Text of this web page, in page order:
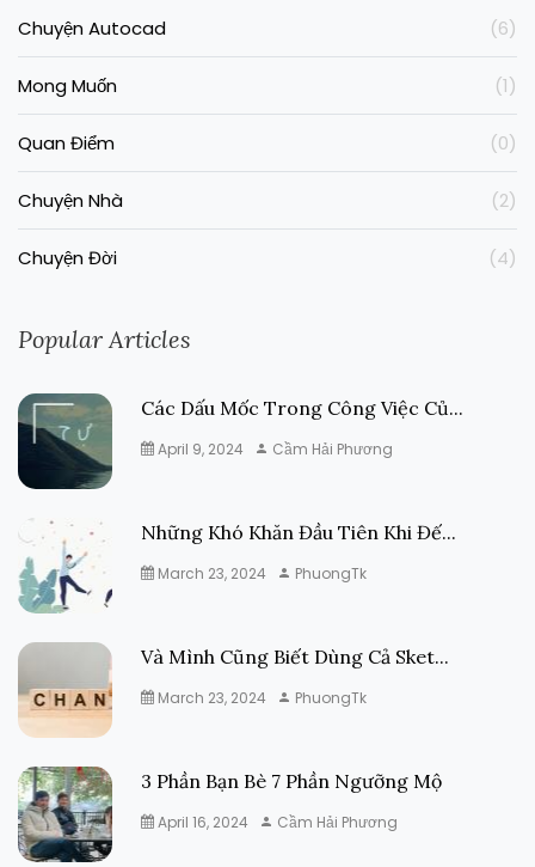
Chuyện Autocad (6)
Mong Muốn (1)
Quan Điểm (0)
Chuyện Nhà (2)
Chuyện Đời (4)
Popular Articles
Các Dấu Mốc Trong Công Việc Củ...
April 9, 2024 Cầm Hải Phương
Những Khó Khăn Đầu Tiên Khi Đế...
March 23, 2024 PhuongTk
Và Mình Cũng Biết Dùng Cả Sket...
March 23, 2024 PhuongTk
3 Phần Bạn Bè 7 Phần Ngưỡng Mộ
April 16, 2024 Cầm Hải Phương